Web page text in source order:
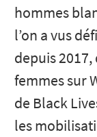
hommes
l’on a vus
depuis
femmes sur
de Black
les